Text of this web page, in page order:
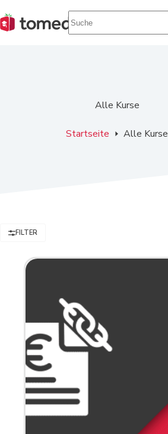
Inhalt
springen
Alle Kurse
Startseite Alle Kurse
FILTER